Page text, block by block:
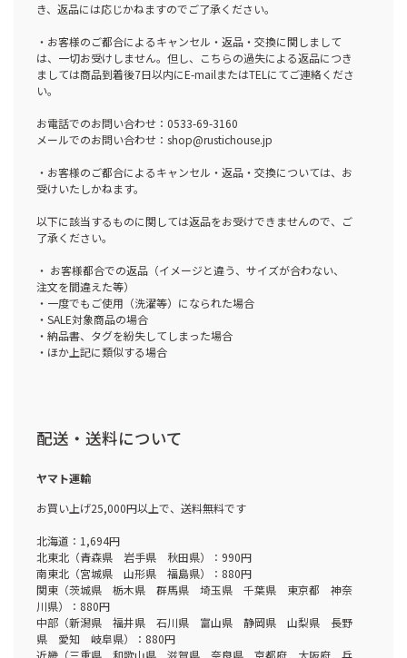
き、返品には応じかねますのでご了承ください。
・お客様のご都合によるキャンセル・返品・交換に関しまして
は、一切お受けしません。但し、こちらの過失による返品につき
ましては商品到着後7日以内にE-mailまたはTELにてご連絡くださ
い。
お電話でのお問い合わせ：0533-69-3160
メールでのお問い合わせ：shop@rustichouse.jp
・お客様のご都合によるキャンセル・返品・交換については、お
受けいたしかねます。
以下に該当するものに関しては返品をお受けできませんので、ご
了承ください。
・ お客様都合での返品（イメージと違う、サイズが合わない、
注文を間違えた等）
・一度でもご使用（洗濯等）になられた場合
・SALE対象商品の場合
・納品書、タグを紛失してしまった場合
・ほか上記に類似する場合
配送・送料について
ヤマト運輸
お買い上げ25,000円以上で、送料無料です
北海道：1,694円
北東北（青森県 岩手県 秋田県）：990円
南東北（宮城県 山形県 福島県）：880円
関東（茨城県 栃木県 群馬県 埼玉県 千葉県 東京都 神奈
川県）：880円
中部（新潟県 福井県 石川県 富山県 静岡県 山梨県 長野
県 愛知 岐阜県）：880円